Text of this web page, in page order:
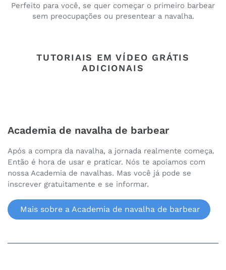
Perfeito para você, se quer começar o primeiro barbear
sem preocupações ou presentear a navalha.
TUTORIAIS EM VÍDEO GRÁTIS
ADICIONAIS
Academia de navalha de barbear
Após a compra da navalha, a jornada realmente começa.
Então é hora de usar e praticar. Nós te apoiamos com
nossa Academia de navalhas. Mas você já pode se
inscrever gratuitamente e se informar.
Mais sobre a Academia de navalha de barbear